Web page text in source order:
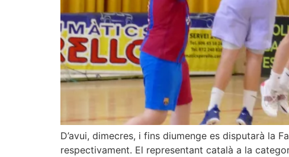
D’avui, dimecres, i fins diumenge es disputarà la
respectivament. El representant català a la